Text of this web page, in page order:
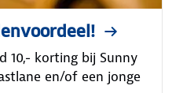
10,- korting bij Sunny
en/of een jonge